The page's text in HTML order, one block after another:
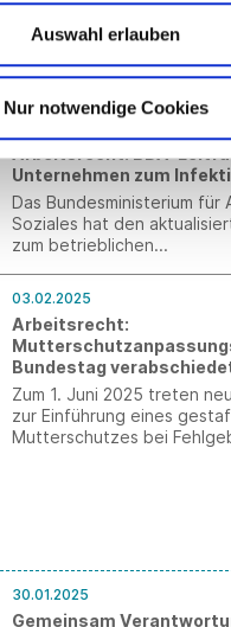
Auswahl erlauben
Nur notwendige Cookies
Januar 2025 einen
veröffentlicht.
Arbeitsrecht: BDA-
Unternehmen zum
Das Bundesministerium für
Soziales hat den
zum betrieblichen
03.02.2025
Arbeitsrecht:
Bundestag
Zum 1. Juni 2025 treten
zur Einführung eines
Mutterschutzes bei
30.01.2025
Gemeinsam